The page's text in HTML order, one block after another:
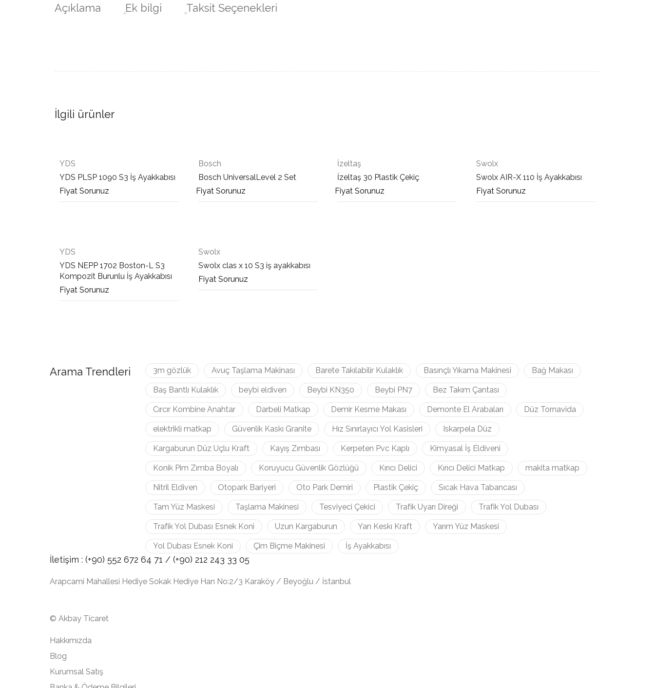
Açıklama Ek bilgi Taksit Seçenekleri
İlgili ürünler
YDS
YDS PLSP 1090 S3 İş Ayakkabısı
Fiyat Sorunuz
Bosch
Bosch UniversalLevel 2 Set
Fiyat Sorunuz
İzeltaş
İzeltaş 30 Plastik Çekiç
Fiyat Sorunuz
Swolx
Swolx AIR-X 110 İş Ayakkabısı
Fiyat Sorunuz
YDS
YDS NEPP 1702 Boston-L S3
Kompozit Burunlu İş Ayakkabısı
Fiyat Sorunuz
Swolx
Swolx clas x 10 S3 iş ayakkabısı
Fiyat Sorunuz
Arama Trendleri 3m gözlük Avuç Taşlama Makinası Barete Takılabilir Kulaklık Basınçlı Yıkama Makinesi Bağ Makası
Baş Bantlı Kulaklık beybi eldiven Beybi KN350 Beybi PN7 Bez Takım Çantası
Cırcır Kombine Anahtar Darbeli Matkap Demir Kesme Makası Demonte El Arabaları Düz Tornavida
elektrikli matkap Güvenlik Kaskı Granite Hız Sınırlayıcı Yol Kasisleri Iskarpela Düz
Kargaburun Düz Uçlu Kraft Kayış Zımbası Kerpeten Pvc Kaplı Kimyasal İş Eldiveni
Konik Pim Zımba Boyalı Koruyucu Güvenlik Gözlüğü Kırıcı Delici Kırıcı Delici Matkap makita matkap
Nitril Eldiven Otopark Bariyeri Oto Park Demiri Plastik Çekiç Sıcak Hava Tabancası
Tam Yüz Maskesi Taşlama Makinesi Tesviyeci Çekici Trafik Uyarı Direği Trafik Yol Dubası
Trafik Yol Dubası Esnek Koni Uzun Kargaburun Yan Keskı Kraft Yarım Yüz Maskesi
Yol Dubası Esnek Koni Çim Biçme Makinesi İş Ayakkabısı
İletişim : (+90) 552 672 64 71 / (+90) 212 243 33 05
Arapcami Mahallesi Hediye Sokak Hediye Han No:2/3 Karaköy / Beyoğlu / İstanbul
© Akbay Ticaret
Hakkımızda
Blog
Kurumsal Satış